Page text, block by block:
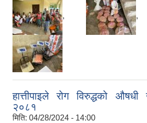
,
हात्तीपाइले रोग विरुद्धको
२०८१
मिति: 04/28/2024 - 14:00